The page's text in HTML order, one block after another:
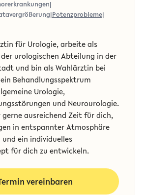
|
|Potenzprobleme|
für Urologie, arbeite als
urologischen Abteilung in der
und bin als Wahlärztin bei
Behandlungsspektrum
Urologie,
und Neurourologie.
gerne ausreichend Zeit für dich,
in entspannter Atmosphäre
und ein individuelles
für dich zu entwickeln.
vereinbaren